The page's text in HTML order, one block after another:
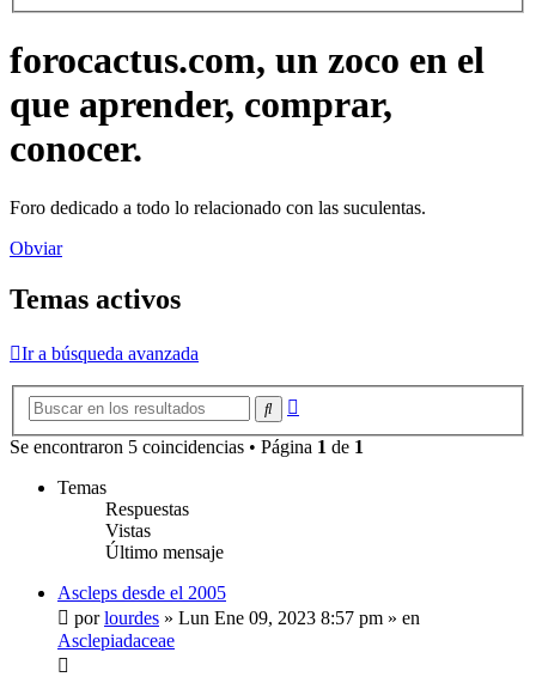
forocactus.com, un zoco en el
que aprender, comprar,
conocer.
Foro dedicado a todo lo relacionado con las suculentas.
Obviar
Temas activos
Ir a búsqueda avanzada
Buscar
Se encontraron 5 coincidencias • Página 1 de 1
Temas
Respuestas
Vistas
Último mensaje
Ascleps desde el 2005
porlourdes » Lun Ene 09, 2023 8:57 pm » en
Asclepiadaceae